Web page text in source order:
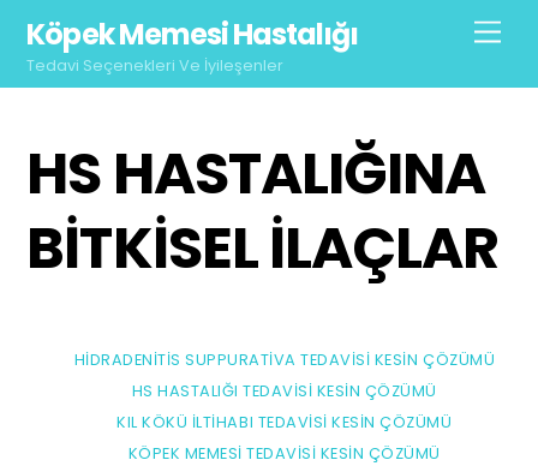
content
Köpek Memesi Hastalığı
Tedavi Seçenekleri Ve İyileşenler
HS HASTALIĞINA
BITKISEL ILAÇLAR
HIDRADENITIS SUPPURATIVA TEDAVISI KESIN ÇÖZÜMÜ
HS HASTALIĞI TEDAVISI KESIN ÇÖZÜMÜ
KIL KÖKÜ İLTIHABI TEDAVISI KESIN ÇÖZÜMÜ
KÖPEK MEMESI TEDAVISI KESIN ÇÖZÜMÜ